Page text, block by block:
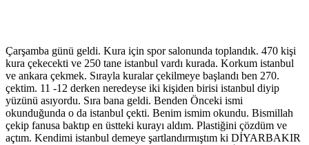
Çarşamba günü geldi. Kura için spor salonunda toplandık. 470 kişi
kura çekecekti ve 250 tane istanbul vardı kurada. Korkum istanbul
ve ankara çekmek. Sırayla kuralar çekilmeye başlandı ben 270.
çektim. 11 -12 derken neredeyse iki kişiden birisi istanbul diyip
yüzünü asıyordu. Sıra bana geldi. Benden Önceki ismi
okunduğunda o da istanbul çekti. Benim ismim okundu. Bismillah
çekip fanusa baktıp en üstteki kurayı aldım. Plastiğini çözdüm ve
açtım. Kendimi istanbul demeye şartlandırmıştım ki DİYARBAKIR